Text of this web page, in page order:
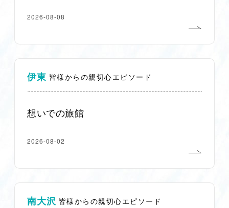
2026-08-08
伊東 皆様からの親切心エピソード
想いでの旅館
2026-08-02
南大沢 皆様からの親切心エピソード